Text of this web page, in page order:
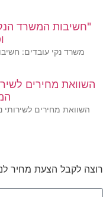
"חשיבות המשרד
משרד נקי עובדים:
השוואת מחירים
השוואת מחירים לשירותי
רוצה לקבל הצעת מחיר